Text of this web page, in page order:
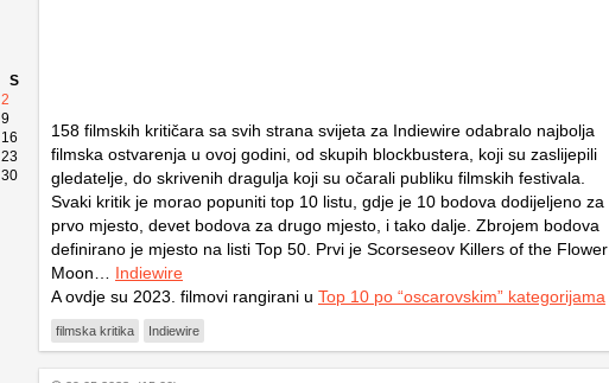
S
2
9
16
23
30
158 filmskih kritičara sa svih strana svijeta za Indiewire odabralo najbolja
filmska ostvarenja u ovoj godini, od skupih blockbustera, koji su zaslijepili
gledatelje, do skrivenih dragulja koji su očarali publiku filmskih festivala.
Svaki kritik je morao popuniti top 10 listu, gdje je 10 bodova dodijeljeno za
prvo mjesto, devet bodova za drugo mjesto, i tako dalje. Zbrojem bodova
definirano je mjesto na listi Top 50. Prvi je Scorseseov Killers of the Flower
Moon… Indiewire
A ovdje su 2023. filmovi rangirani u Top 10 po “oscarovskim” kategorijama
filmska kritika Indiewire